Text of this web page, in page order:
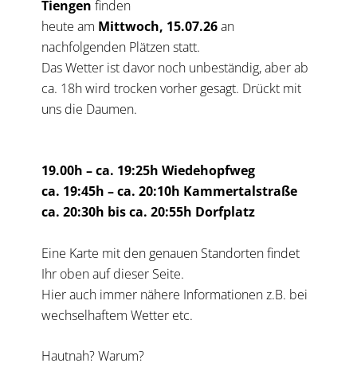
Tiengen finden
heute am Mittwoch, 15.07.26an
nachfolgenden Plätzen statt.
Das Wetter ist davor noch unbeständig, aber ab
ca. 18h wird trocken vorher gesagt. Drückt mit
uns die Daumen.
19.00h – ca. 19:25h Wiedehopfweg
ca. 19:45h – ca. 20:10h Kammertalstraße
ca. 20:30h bis ca. 20:55h Dorfplatz
Eine Karte mit den genauen Standorten findet
Ihr oben auf dieser Seite.
Hier auch immer nähere Informationen z.B. bei
wechselhaftem Wetter etc.
Hautnah? Warum?